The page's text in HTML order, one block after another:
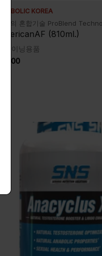
ANABOLIC KOREA
최고의 혼합기술 ProBlend
AmericanAF (810ml.)
트레이닝용품
15.00